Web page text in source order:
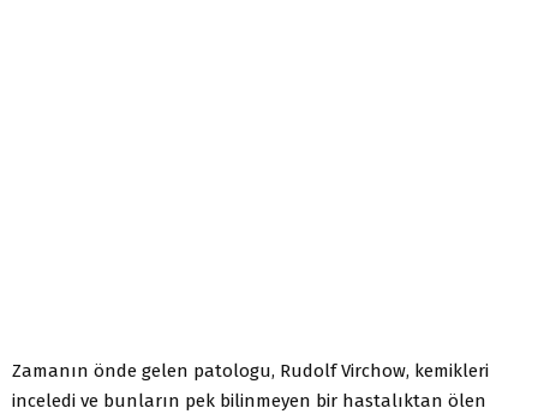
Zamanın önde gelen patologu, Rudolf Virchow, kemikleri
inceledi ve bunların pek bilinmeyen bir hastalıktan ölen